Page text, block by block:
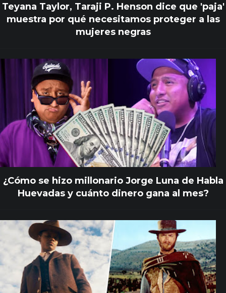
Teyana Taylor, Taraji P. Henson dice que 'paja'
muestra por qué necesitamos proteger a las
mujeres negras
¿Cómo se hizo millonario Jorge Luna de Habla
Huevadas y cuánto dinero gana al mes?